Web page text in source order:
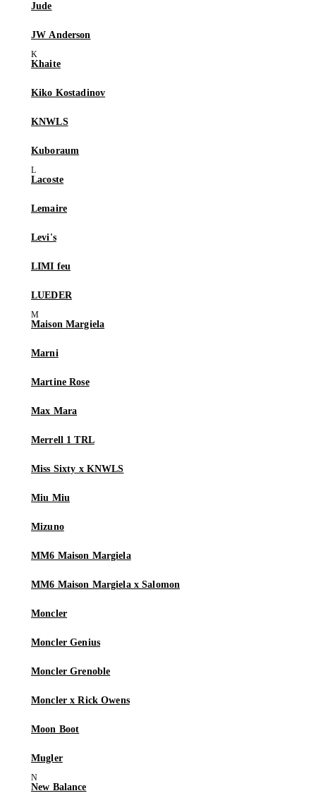
Jude
JW Anderson
Khaite
Kiko Kostadinov
KNWLS
Kuboraum
Lacoste
Lemaire
Levi's
LIMI feu
LUEDER
Maison Margiela
Marni
Martine Rose
Max Mara
Merrell 1 TRL
Miss Sixty x KNWLS
Miu Miu
Mizuno
MM6 Maison Margiela
MM6 Maison Margiela x Salomon
Moncler
Moncler Genius
Moncler Grenoble
Moncler x Rick Owens
Moon Boot
Mugler
New Balance